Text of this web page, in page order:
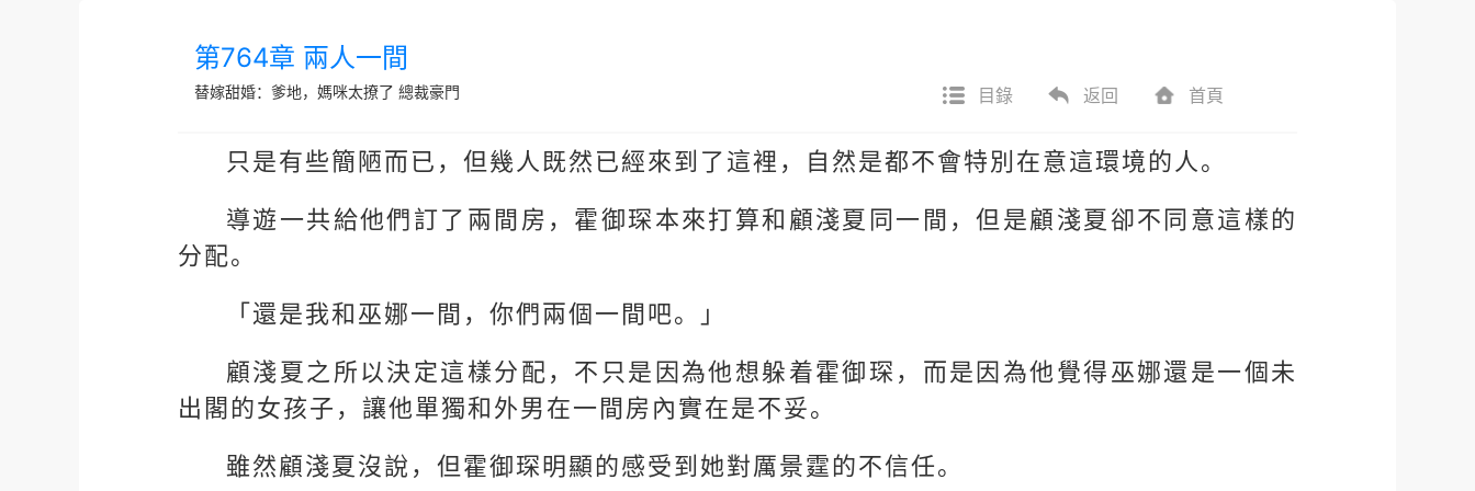
第764章 兩人一間
替嫁甜婚：爹地，媽咪太撩了 總裁豪門 目錄 返回 首頁
只是有些簡陋而已，但幾人既然已經來到了這裡，自然是都不會特別在意這環境的人。
導遊一共給他們訂了兩間房，霍御琛本來打算和顧淺夏同一間，但是顧淺夏卻不同意這樣的
分配。
「還是我和巫娜一間，你們兩個一間吧。」
顧淺夏之所以決定這樣分配，不只是因為他想躲着霍御琛，而是因為他覺得巫娜還是一個未
出閣的女孩子，讓他單獨和外男在一間房內實在是不妥。
雖然顧淺夏沒說，但霍御琛明顯的感受到她對厲景霆的不信任。